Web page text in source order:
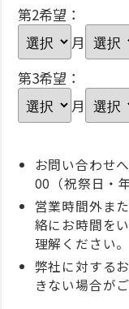
第2希望：
月
第3希望：
月
お問い合わせ
00（祝祭日・
営業時間外ま
絡にお時間を
理解ください。
弊社に対する
きない場合が